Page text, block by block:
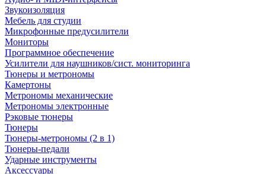
Звукоизоляция
Мебель для студии
Микрофонные предусилители
Мониторы
Программное обеспечение
Усилители для наушников/сист. мониторинга
Тюнеры и метрономы
Камертоны
Метрономы механические
Метрономы электронные
Рэковые тюнеры
Тюнеры
Тюнеры-метрономы (2 в 1)
Тюнеры-педали
Ударные инструменты
Аксессуары